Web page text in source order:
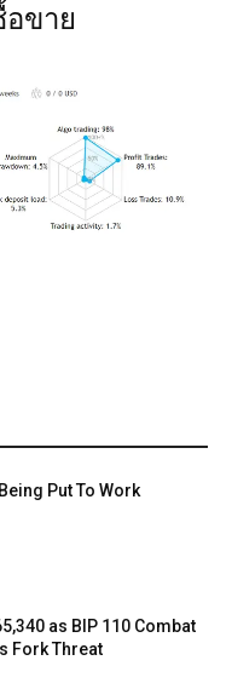
ขาย
Put To Work
as BIP 110 Combat
Fork Threat